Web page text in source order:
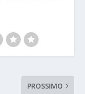
PROSSIMO